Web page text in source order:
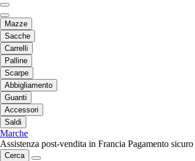
Mazze
Sacche
Carrelli
Palline
Scarpe
Abbigliamento
Guanti
Accessori
Saldi
Marche
Assistenza post-vendita in Francia Pagamento sicuro
Cerca